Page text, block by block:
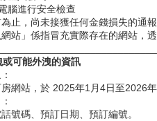
腦進行安全檢查
止，尚未接獲任何金錢損失的通報
站」係指冒充實際存在的網站，
或可能外洩的資訊
網站，於 2025年1月4日至2026
號碼、預訂日期、預訂編號。